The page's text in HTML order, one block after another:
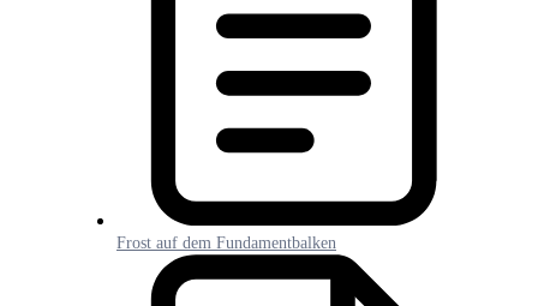
Frost auf dem Fundamentbalken